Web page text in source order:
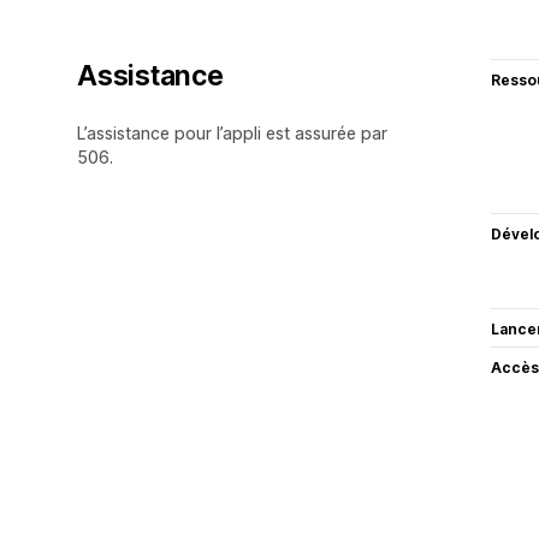
Assistance
L’assistance pour l’appli est assurée par
506.